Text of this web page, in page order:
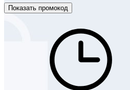
Показать промокод